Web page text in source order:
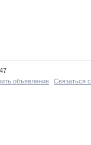
объявление Связаться